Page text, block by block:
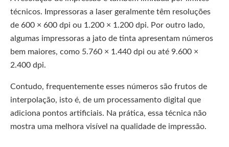
técnicos. Impressoras a laser geralmente têm resoluções
de 600 × 600 dpi ou 1.200 × 1.200 dpi. Por outro lado,
algumas impressoras a jato de tinta apresentam números
bem maiores, como 5.760 × 1.440 dpi ou até 9.600 ×
2.400 dpi.
Contudo, frequentemente esses números são frutos de
interpolação, isto é, de um processamento digital que
adiciona pontos artificiais. Na prática, essa técnica não
mostra uma melhora visível na qualidade de impressão.